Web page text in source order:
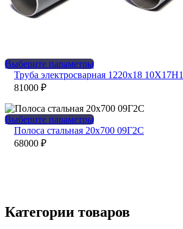
Выберите параметрыЭтот
товар
вариаций.
Опции
можно
Труба электросварная 1220х18
81000 ₽
Выберите параметрыЭтот
товар
странице
Полоса стальная 20х700 09Г2С
68000 ₽
Категории товаров